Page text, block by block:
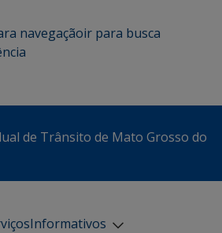
navegaçãoir para busca
de Trânsito de Mato Grosso do
Informativos